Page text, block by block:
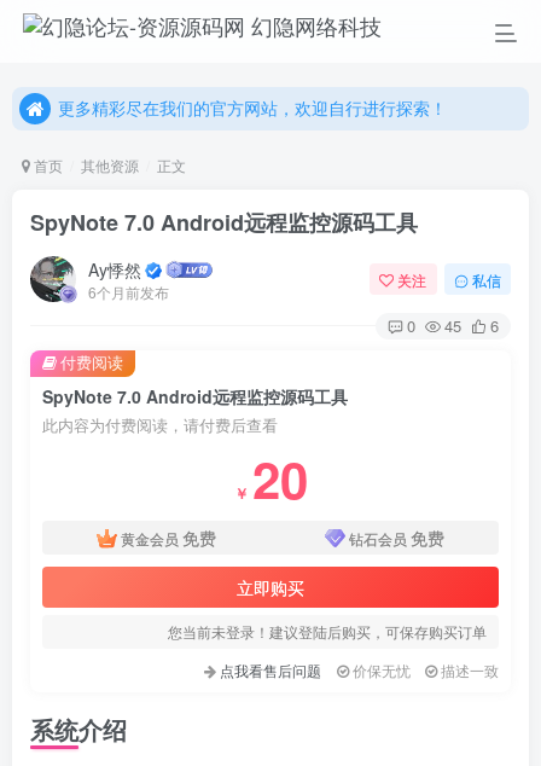
更多精彩尽在我们的官方网站，欢迎自行进行探索！
更多精彩尽在我们的官方网站，欢迎自行进行探索！
首页 其他资源 正文
SpyNote 7.0 Android远程监控源码工具
Ay悸然
6个月前发布
关注 私信
0 45 6
SpyNote 7.0 Android远程监控源码工具
此内容为付费阅读，请付费后查看
￥ 20
黄金会员 免费 钻石会员 免费
立即购买
您当前未登录！建议登陆后购买，可保存购买订单
点我看售后问题
价保无忧 描述一致
付费阅读
系统介绍